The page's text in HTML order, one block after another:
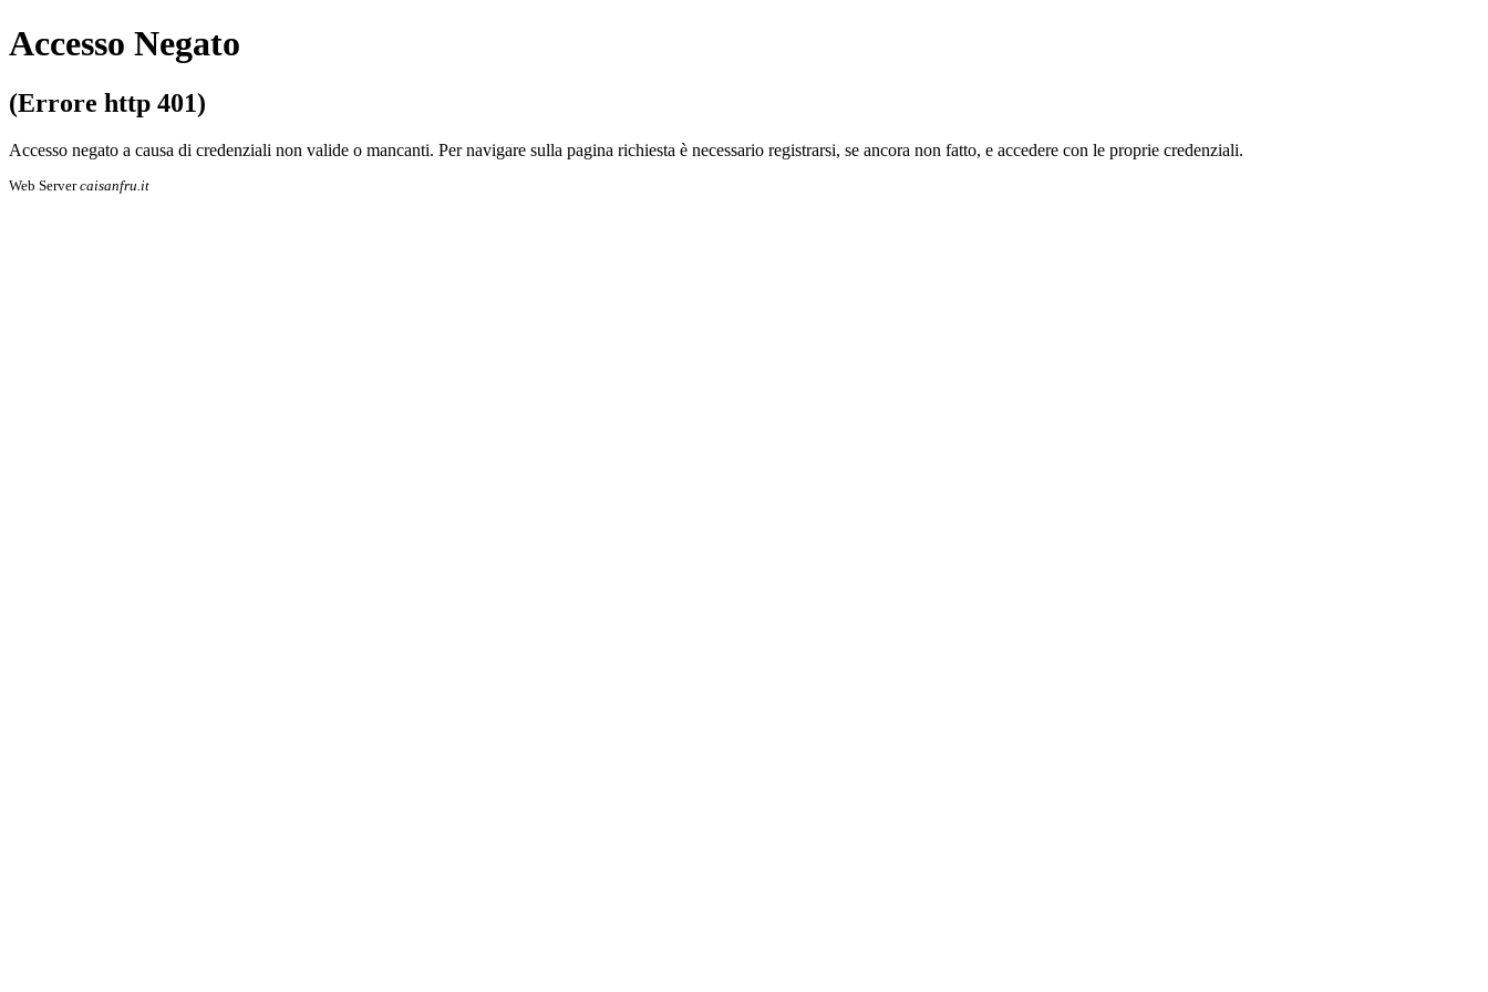
Accesso Negato
(Errore http 401)
Accesso negato a causa di credenziali non valide o mancanti. Per navigare sulla pa­gi­na richiesta è necessario registrarsi, se an­co­ra non fatto, e accedere con le proprie cre­den­zia­li.
Web Servercaisanfru.it